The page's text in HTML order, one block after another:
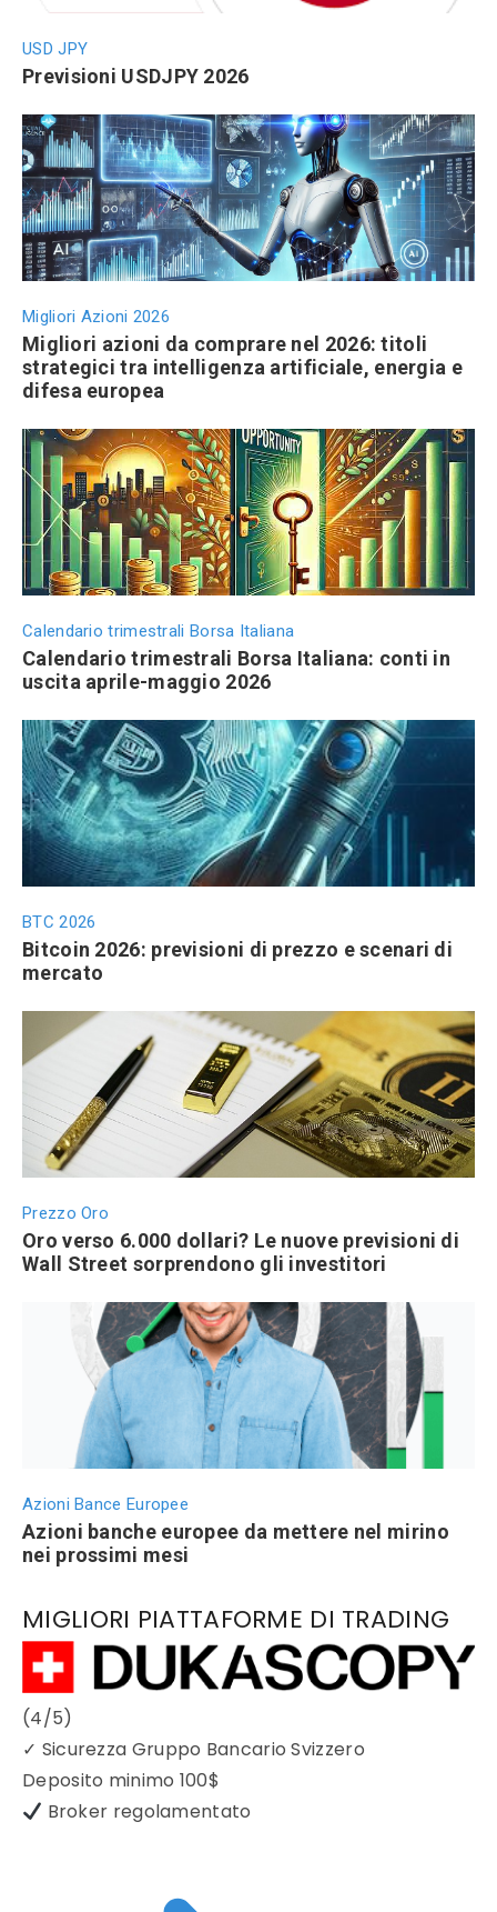
USD JPY
Previsioni USDJPY 2026
Migliori Azioni 2026
Migliori azioni da comprare nel 2026: titoli
strategici tra intelligenza artificiale, energia e
difesa europea
Calendario trimestrali Borsa Italiana
Calendario trimestrali Borsa Italiana: conti in
uscita aprile-maggio 2026
BTC 2026
Bitcoin 2026: previsioni di prezzo e scenari di
mercato
Prezzo Oro
Oro verso 6.000 dollari? Le nuove previsioni di
Wall Street sorprendono gli investitori
Azioni Bance Europee
Azioni banche europee da mettere nel mirino
nei prossimi mesi
MIGLIORI PIATTAFORME DI TRADING
(4/5)
✓ Sicurezza Gruppo Bancario Svizzero
Deposito minimo 100$
Broker regolamentato